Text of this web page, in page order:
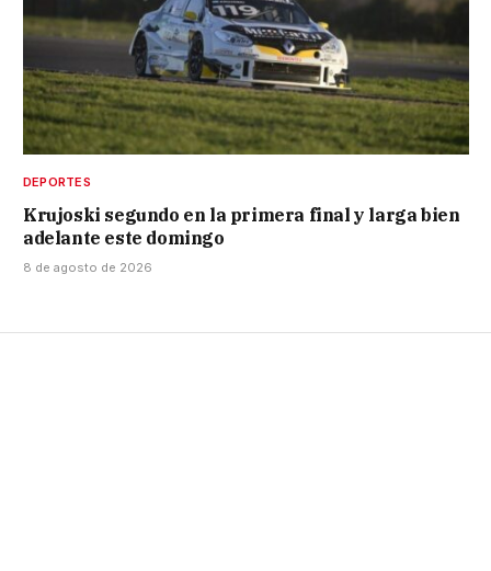
DEPORTES
Krujoski segundo en la primera final y larga bien
adelante este domingo
8 de agosto de 2026